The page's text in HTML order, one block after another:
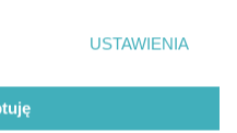
Zdjęcia miasta
rogu strony
. Niektóre
miały zastosowania tylko
USTAWIENIA